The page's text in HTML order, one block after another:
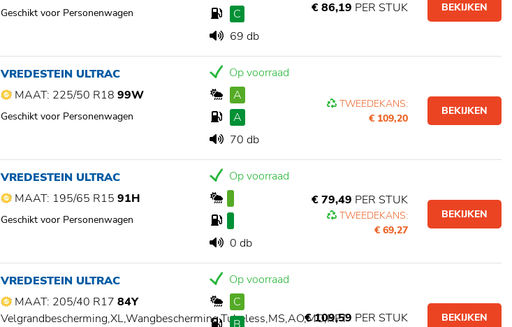
Geschikt voor Personenwagen
C
69 db
€ 86,19 PER STUK BEKIJKEN
VREDESTEIN ULTRAC
MAAT: 225/50 R1899W
Geschikt voor Personenwagen
Op voorraad
A
A
70 db
TWEEDEKANS:
€ 109,20
BEKIJKEN
VREDESTEIN ULTRAC
MAAT: 195/65 R1591H
Geschikt voor Personenwagen
Op voorraad
0 db
€ 79,49 PER STUK
TWEEDEKANS:
€ 69,27
BEKIJKEN
VREDESTEIN ULTRAC
MAAT: 205/40 R1784Y
Velgrandbescherming,XL,Wangbescherming,Tubeless,MS,AO,MO,RFT
Op voorraad
C
€ 109,59 PER STUK BEKIJKEN